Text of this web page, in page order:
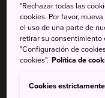
feudales, y sus
Sumergirte en
la ciudad de
"Rechazar todas las
cookies. Por favor,
el uso de una parte de
retirar su consentimiento
"Configuración de
cookies". Política de
Cookies